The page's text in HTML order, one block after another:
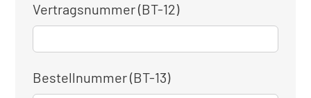
Vertragsnummer (BT-12)
Bestellnummer (BT-13)